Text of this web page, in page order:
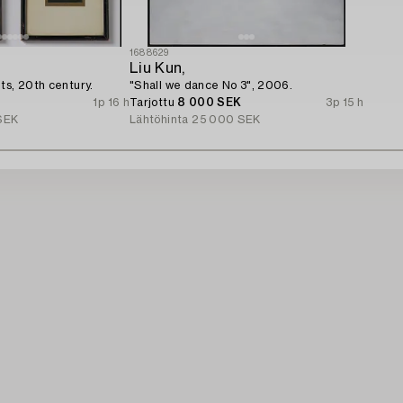
20th century.
1p 16 h
1688629
Liu Kun,
"Shall we dance No 3", 2006.
Tarjottu 8 000 SEK
3p 15 h
Lähtöhinta 25 000 SEK